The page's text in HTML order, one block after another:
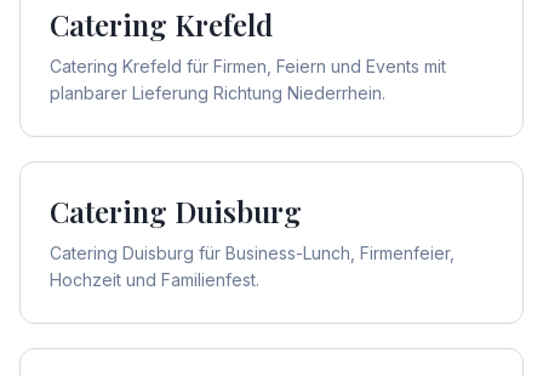
Catering Krefeld
Catering Krefeld für Firmen, Feiern und Events mit
planbarer Lieferung Richtung Niederrhein.
Catering Duisburg
Catering Duisburg für Business-Lunch, Firmenfeier,
Hochzeit und Familienfest.